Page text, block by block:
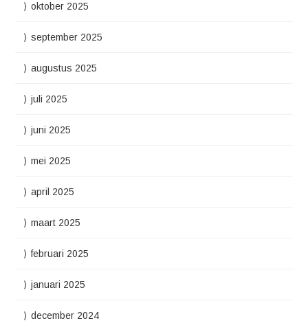
oktober 2025
september 2025
augustus 2025
juli 2025
juni 2025
mei 2025
april 2025
maart 2025
februari 2025
januari 2025
december 2024